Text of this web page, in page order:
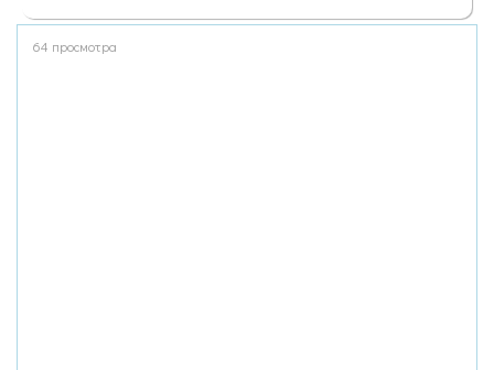
64 просмотра